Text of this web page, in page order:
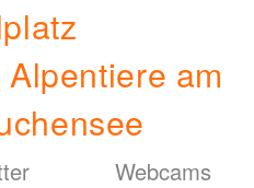
am
Webcams